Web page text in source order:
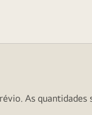
As